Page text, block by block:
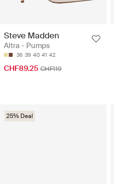
Steve Madden
Altra - Pumps
36 39 40 41 42
CHF89.25 CHF119
25% Deal